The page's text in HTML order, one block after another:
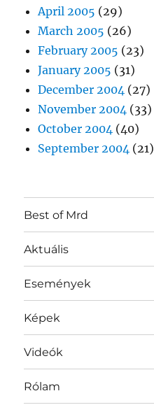
April 2005 (29)
March 2005 (26)
February 2005 (23)
January 2005 (31)
December 2004 (27)
November 2004 (33)
October 2004 (40)
September 2004 (21)
Best of Mrd
Aktuális
Események
Képek
Videók
Rólam